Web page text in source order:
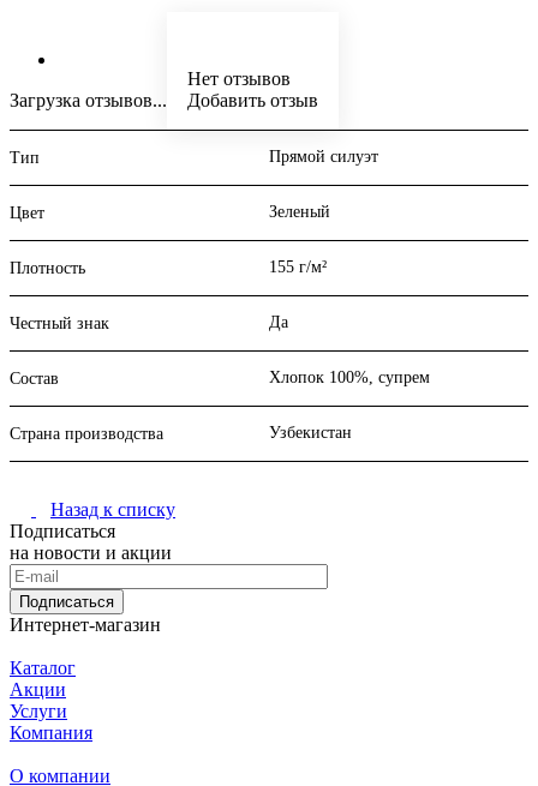
Загрузка отзывов...
Нет отзывов
Добавить отзыв
Тип Прямой силуэт
Цвет Зеленый
Плотность 155 г/м²
Честный знак Да
Состав Хлопок 100%, супрем
Страна производства Узбекистан
Назад к списку
Подписаться
на новости и акции
Подписаться
Интернет-магазин
Каталог
Акции
Услуги
Компания
О компании